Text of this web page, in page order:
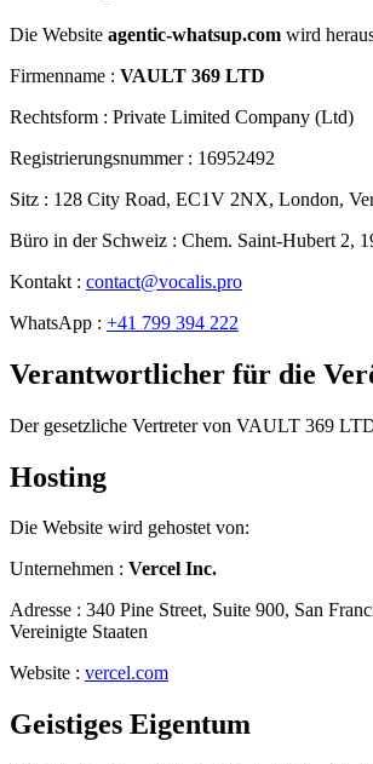
Die Website agentic-whatsup.com wird
Firmenname : VAULT 369 LTD
Rechtsform : Private Limited Company (Ltd)
Registrierungsnummer: 16952492
Sitz : 128 City Road, EC1V 2NX, London,
Büro in der Schweiz : Chem. Saint-Hubert 2,
Kontakt : contact@vocalis.pro
WhatsApp : +41 799 394 222
Verantwortlicher für die
Der gesetzliche Vertreter von VAULT 369
Hosting
Die Website wird gehostet von:
Unternehmen : Vercel Inc.
Adresse : 340 Pine Street, Suite 900, San
Vereinigte Staaten
Website : vercel.com
Geistiges Eigentum